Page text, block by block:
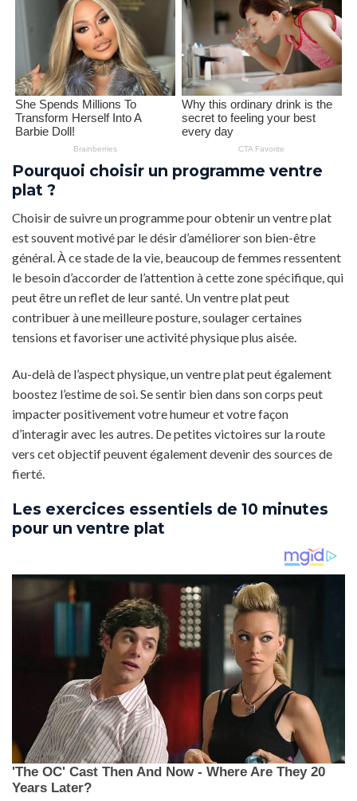
Pourquoi choisir un programme ventre
plat ?
Choisir de suivre un programme pour obtenir un ventre plat
est souvent motivé par le désir d’améliorer son bien-être
général. À ce stade de la vie, beaucoup de femmes ressentent
le besoin d’accorder de l’attention à cette zone spécifique, qui
peut être un reflet de leur santé. Un ventre plat peut
contribuer à une meilleure posture, soulager certaines
tensions et favoriser une activité physique plus aisée.
Au-delà de l’aspect physique, un ventre plat peut également
boostez l’estime de soi. Se sentir bien dans son corps peut
impacter positivement votre humeur et votre façon
d’interagir avec les autres. De petites victoires sur la route
vers cet objectif peuvent également devenir des sources de
fierté.
Les exercices essentiels de 10 minutes
pour un ventre plat